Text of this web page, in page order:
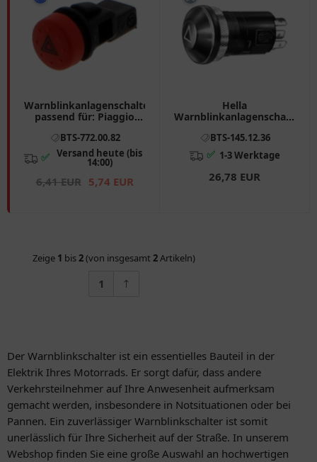
Warnblinkanlagenschalter
passend für: Piaggio
BTS-772.00.82
✅ Versand heute (bis
14:00)
6,41 EUR 5,74 EUR
Hella
Warnblinkanlagenschalter
BTS-145.12.36
✅ 1-3 Werktage
26,78 EUR
Zeige 1 bis2(von insgesamt 2Artikeln)
1
Der Warnblinkschalter ist ein essentielles Bauteil in der
Elektrik Ihres Motorrads. Er sorgt dafür, dass andere
Verkehrsteilnehmer auf Ihre Anwesenheit aufmerksam
gemacht werden, insbesondere in Notsituationen oder bei
Pannen. Ein zuverlässiger Warnblinkschalter ist somit
unerlässlich für Ihre Sicherheit auf der Straße. In unserem
Webshop finden Sie eine große Auswahl an hochwertigen